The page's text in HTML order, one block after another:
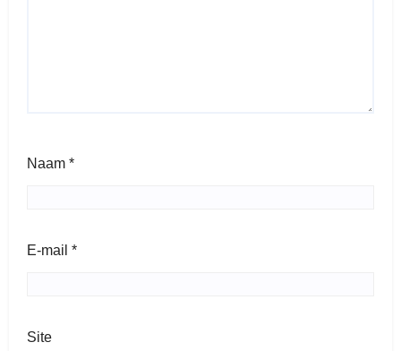
Naam *
E-mail *
Site